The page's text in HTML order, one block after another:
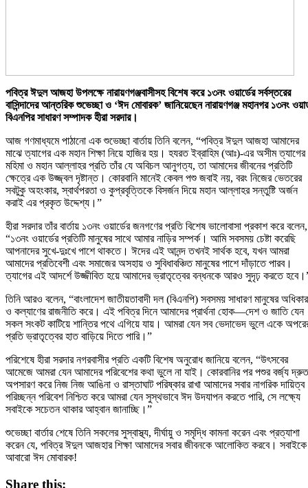
পবিত্র ঈদুল আজহা উপলক্ষে নারায়ণগঞ্জবাসীসহ বিশেষ করে ১৩নং ওয়ার্ডের সর্বস্তরের
বাসিন্দাদের আন্তরিক শুভেচ্ছা ও ‘ঈদ মোবারক’ জানিয়েছেন নারায়ণগঞ্জ মহানগর ১৩নং
বিএনপির সাধারণ সম্পাদক হীরা সরদার।
আজ গণমাধ্যমে পাঠানো এক শুভেচ্ছা বার্তায় তিনি বলেন, “পবিত্র ঈদুল আজহা আমাদের
মাঝে ত্যাগের এক মহান শিক্ষা নিয়ে হাজির হয়। হযরত ইব্রাহিম (আঃ)-এর অসীম ত্যাগের
মহিমা ও মহান আল্লাহর প্রতি তাঁর যে অবিচল আনুগত্য, তা আমাদের জীবনের প্রতিটি
ক্ষেত্রে এক উজ্জ্বল দৃষ্টান্ত। কোরবানি মানেই কেবল পশু জবাই নয়, বরং নিজের ভেতরের
সবটুকু অহংকার, স্বার্থপরতা ও কুপ্রবৃত্তিকে বিসর্জন দিয়ে মহান আল্লাহর সন্তুষ্টি অর্জন
করাই এর প্রকৃত উদ্দেশ্য।”
হীরা সরদার তাঁর বার্তায় ১৩নং ওয়ার্ডের জনগণের প্রতি বিশেষ ভালোবাসা প্রকাশ করে বলেন,
“১৩নং ওয়ার্ডের প্রতিটি মানুষের সাথে আমার নাড়ির সম্পর্ক। আমি সবসময় চেষ্টা করেছি
আপনাদের সুখে-দুঃখে পাশে থাকতে। ঈদের এই আনন্দ তখনই সার্থক হবে, যখন আমরা
আমাদের প্রতিবেশী এবং সমাজের অসহায় ও সুবিধাবঞ্চিত মানুষের পাশে দাঁড়াতে পারব।
ত্যাগের এই আদর্শে উজ্জীবিত হয়ে আমাদের ভ্রাতৃত্বের বন্ধনকে আরও সুদৃঢ় করতে
তিনি আরও বলেন, “বাংলাদেশ জাতীয়তাবাদী দল (বিএনপি) সবসময় সাধারণ মানুষের অধিকার
ও কল্যাণের রাজনীতি করে। এই পবিত্র দিনে আমাদের প্রার্থনা হোক—দেশ ও জাতি যেন
সকল সংকট কাটিয়ে শান্তির পথে এগিয়ে যায়। আমরা যেন সব ভেদাভেদ ভুলে একে
প্রতি ভ্রাতৃত্বের হাত বাড়িয়ে দিতে পারি।”
পরিশেষে হীরা সরদার নগরবাসীর প্রতি একটি বিশেষ অনুরোধ জানিয়ে বলেন, “উৎসবের
আমেজে আমরা যেন আমাদের পরিবেশের কথা ভুলে না যাই। কোরবানির পর পশুর বর্জ্য দ্রুত
অপসারণ করে নিজ নিজ আঙিনা ও রাস্তাঘাট পরিষ্কার রাখা আমাদের সবার নাগরিক
পরিচ্ছন্ন পরিবেশ নিশ্চিত করে আমরা যেন সুস্থভাবে ঈদ উদযাপন করতে পারি, সে লক্ষ্যে
সবাইকে সচেতন থাকার আহ্বান জানাচ্ছি।”
শুভেচ্ছা বার্তার শেষে তিনি সকলের সুস্বাস্থ্য, দীর্ঘায়ু ও সমৃদ্ধি কামনা করেন এবং প্রত্যাশা
করেন যে, পবিত্র ঈদুল আজহার শিক্ষা আমাদের সবার জীবনকে আলোকিত করবে। সবাইকে
আবারো ঈদ মোবারক!
Share this: